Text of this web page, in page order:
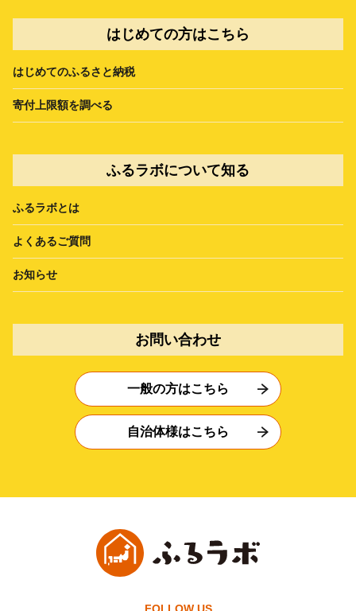
はじめての方はこちら
はじめてのふるさと納税
寄付上限額を調べる
ふるラボについて知る
ふるラボとは
よくあるご質問
お知らせ
お問い合わせ
一般の方はこちら
自治体様はこちら
FOLLOW US